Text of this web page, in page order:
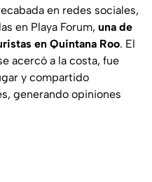
en redes sociales,
en Playa Forum, una de
en Quintana Roo. El
acercó a la costa, fue
y compartido
generando opiniones